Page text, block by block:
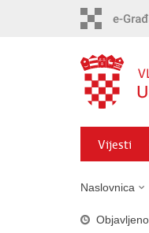
Vijesti
Naslovnica